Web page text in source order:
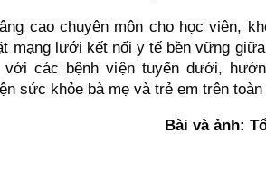
cao chuyên môn cho học viên,
mạng lưới kết nối y tế bền vững
với các bệnh viện tuyến dưới,
sức khỏe bà mẹ và trẻ em trên toàn
Bài và ảnh: